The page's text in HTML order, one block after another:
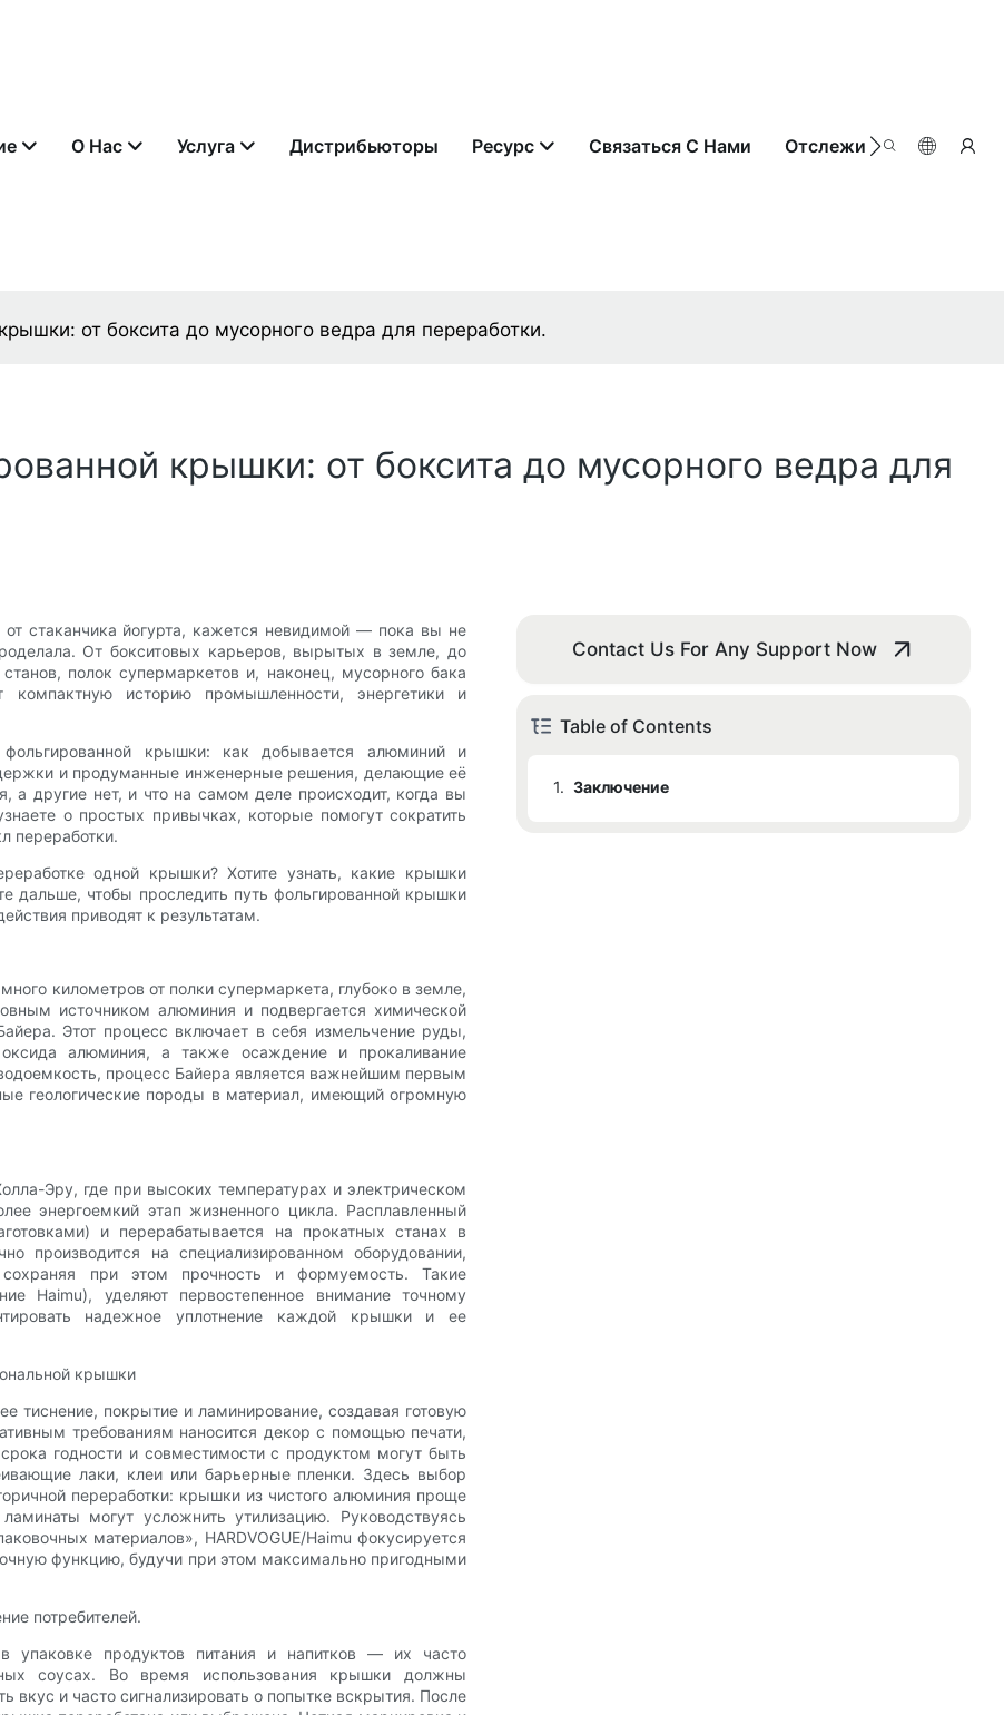
О Нас Услуга Дистрибьюторы Ресурс Связаться С Нами Отслеживание Заказа
от боксита до мусорного ведра для переработки.
крышки: от боксита до мусорного ведра для
стаканчика йогурта, кажется невидимой — пока вы не
От бокситовых карьеров, вырытых в земле, до
полок супермаркетов и, наконец, мусорного бака
компактную историю промышленности, энергетики и
крышки: как добывается алюминий и
и продуманные инженерные решения, делающие её
а другие нет, и что на самом деле происходит, когда вы
о простых привычках, которые помогут сократить
переработки.
одной крышки? Хотите узнать, какие крышки
дальше, чтобы проследить путь фольгированной крышки
приводят к результатам.
километров от полки супермаркета, глубоко в земле,
источником алюминия и подвергается химической
Этот процесс включает в себя измельчение руды,
алюминия, а также осаждение и прокаливание
процесс Байера является важнейшим первым
геологические породы в материал, имеющий огромную
Эру, где при высоких температурах и электрическом
энергоемкий этап жизненного цикла. Расплавленный
и перерабатывается на прокатных станах в
производится на специализированном оборудовании,
при этом прочность и формуемость. Такие
Haimu), уделяют первостепенное внимание точному
надежное уплотнение каждой крышки и ее
крышки
тиснение, покрытие и ламинирование, создавая готовую
требованиям наносится декор с помощью печати,
годности и совместимости с продуктом могут быть
лаки, клеи или барьерные пленки. Здесь выбор
переработки: крышки из чистого алюминия проще
могут усложнить утилизацию. Руководствуясь
материалов», HARDVOGUE/Haimu фокусируется
функцию, будучи при этом максимально пригодными
потребителей.
упаковке продуктов питания и напитков — их часто
соусах. Во время использования крышки должны
вкус и часто сигнализировать о попытке вскрытия. После
Contact Us For Any Support Now
Table of Contents
1. Заключение